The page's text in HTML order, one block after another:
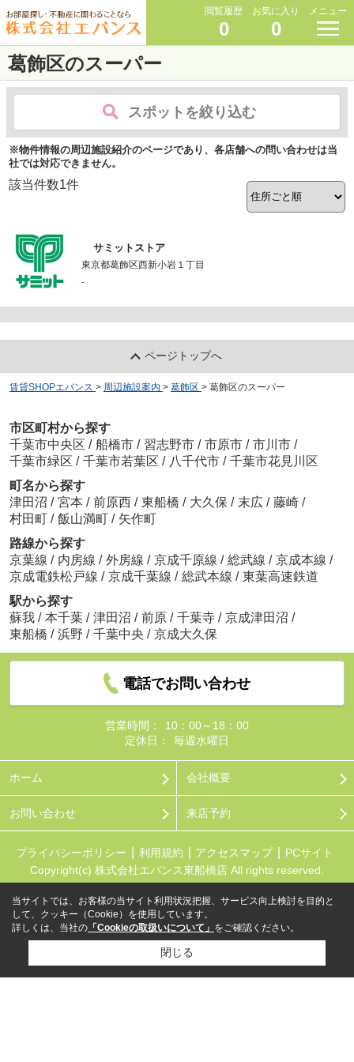
閲覧履歴
0
お気に入り
0
メニュー
葛飾区のスーパー
スポットを絞り込む
※物件情報の周辺施設紹介のページであり、各店舗への問い合わせは当
社では対応できません。
該当件数1件
サミットストア
東京都葛飾区西新小岩１丁目
-
ページトップへ
賃貸SHOPエバンス > 周辺施設案内 > 葛飾区 > 葛飾区のスーパー
市区町村から探す
千葉市中央区 / 船橋市 / 習志野市 / 市原市 / 市川市 /
千葉市緑区 / 千葉市若葉区 / 八千代市 / 千葉市花見川区
町名から探す
津田沼 / 宮本 / 前原西 / 東船橋 / 大久保 / 末広 / 藤崎 /
村田町 / 飯山満町 / 矢作町
路線から探す
京葉線 / 内房線 / 外房線 / 京成千原線 / 総武線 / 京成本線 /
京成電鉄松戸線 / 京成千葉線 / 総武本線 / 東葉高速鉄道
駅から探す
蘇我 / 本千葉 / 津田沼 / 前原 / 千葉寺 / 京成津田沼 /
東船橋 / 浜野 / 千葉中央 / 京成大久保
電話でお問い合わせ
営業時間：
10：00～18：00
定休日：
毎週水曜日
ホーム 会社概要
お問い合わせ 来店予約
プライバシーポリシー 利用規約 アクセスマップ
PCサイト
Copyright(c) 株式会社エバンス東船橋店 All rights reserved.
当サイトでは、お客様の当サイト利用状況把握、サービス向上検討を目的と
して、クッキー（Cookie）を使用しています。
詳しくは、当社の 「Cookieの取扱いについて」 をご確認ください。
閉じる